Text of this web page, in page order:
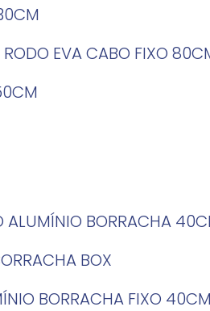
RODO EVA CABO FIXO
ALUMÍNIO BORRACHA
BOX
BORRACHA FIXO 40CM